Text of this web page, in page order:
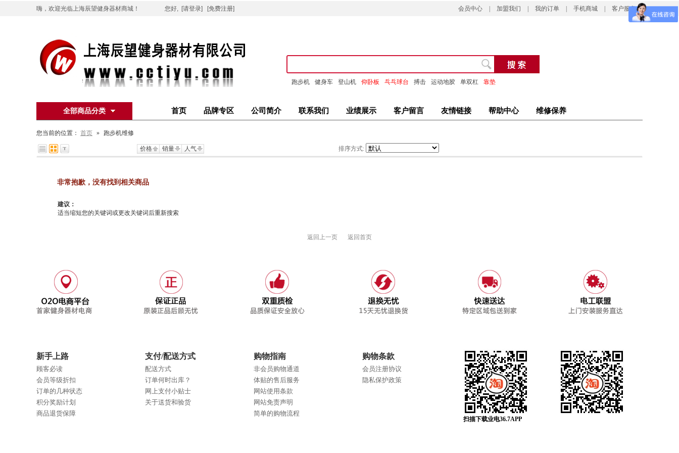
嗨，欢迎光临上海辰望健身器材商城！ 您好, [请登录] [免费注册] 会员中心 加盟我们 我的订单 手机商城 客户服务
跑步机 健身车 登山机 仰卧板 乓乓球台 搏击 运动地胶 单双杠 靠垫
全部商品分类 首页 品牌专区 公司简介 联系我们 业绩展示 客户留言 友情链接 帮助中心 维修保养
您当前的位置： 首页 » 跑步机维修
价格 销量 人气 排序方式:
非常抱歉，没有找到相关商品
建议：
适当缩短您的关键词或更改关键词后重新搜索
返回上一页 返回首页
新手上路
顾客必读
会员等级折扣
订单的几种状态
积分奖励计划
商品退货保障
支付/配送方式
配送方式
订单何时出库？
网上支付小贴士
关于送货和验货
购物指南
非会员购物通道
体贴的售后服务
网站使用条款
网站免责声明
简单的购物流程
购物条款
会员注册协议
隐私保护政策
扫描下载业电36.7APP